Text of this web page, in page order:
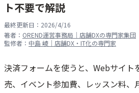
ト不要で解説
最終更新日： 2026/4/16
著者： OREND運営事務局｜店舗DXの専門家集団
監修者： 中島 崚｜店舗DX・IT化の専門家
決済フォームを使うと、Webサイト
売、イベント参加費、レッスン料、